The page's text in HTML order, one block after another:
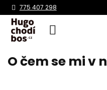
Přejít
775 407 298
O čem se mi v